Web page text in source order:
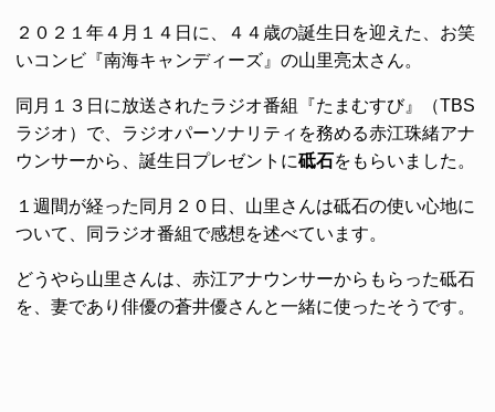
２０２１年４月１４日に、４４歳の誕生日を迎えた、お笑
いコンビ『南海キャンディーズ』の山里亮太さん。
同月１３日に放送されたラジオ番組『たまむすび』（TBS
ラジオ）で、ラジオパーソナリティを務める赤江珠緒アナ
ウンサーから、誕生日プレゼントに砥石をもらいました。
１週間が経った同月２０日、山里さんは砥石の使い心地に
ついて、同ラジオ番組で感想を述べています。
どうやら山里さんは、赤江アナウンサーからもらった砥石
を、妻であり俳優の蒼井優さんと一緒に使ったそうです。